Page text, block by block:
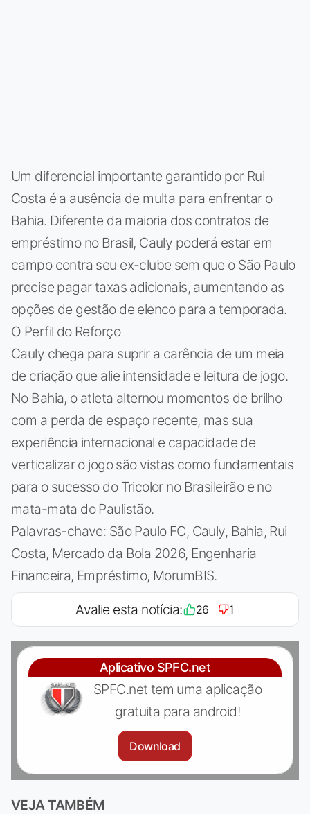
Um diferencial importante garantido por Rui
Costa é a ausência de multa para enfrentar o
Bahia. Diferente da maioria dos contratos de
empréstimo no Brasil, Cauly poderá estar em
campo contra seu ex-clube sem que o São Paulo
precise pagar taxas adicionais, aumentando as
opções de gestão de elenco para a temporada.
O Perfil do Reforço
Cauly chega para suprir a carência de um meia
de criação que alie intensidade e leitura de jogo.
No Bahia, o atleta alternou momentos de brilho
com a perda de espaço recente, mas sua
experiência internacional e capacidade de
verticalizar o jogo são vistas como fundamentais
para o sucesso do Tricolor no Brasileirão e no
mata-mata do Paulistão.
Palavras-chave: São Paulo FC, Cauly, Bahia, Rui
Costa, Mercado da Bola 2026, Engenharia
Financeira, Empréstimo, MorumBIS.
Avalie esta notícia: 26 1
Aplicativo SPFC.net
SPFC.net tem uma aplicação
gratuita para android!
Download
VEJA TAMBÉM